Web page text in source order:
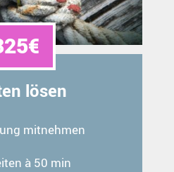
lösen
mitnehmen
à 50 min